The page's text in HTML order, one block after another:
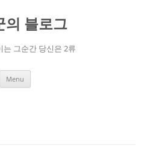
의 블로그
는 그순간 당신은 2류
Menu